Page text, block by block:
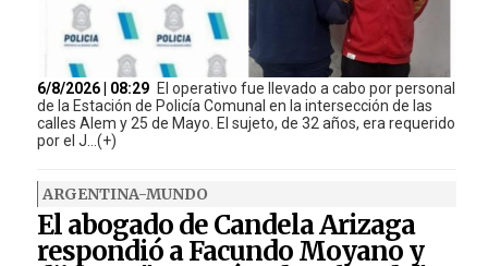
6/8/2026 | 08:29 El operativo fue llevado a cabo por personal
de la Estación de Policía Comunal en la intersección de las
calles Alem y 25 de Mayo. El sujeto, de 32 años, era requerido
por el J...(+)
ARGENTINA-MUNDO
El abogado de Candela Arizaga
respondió a Facundo Moyano y